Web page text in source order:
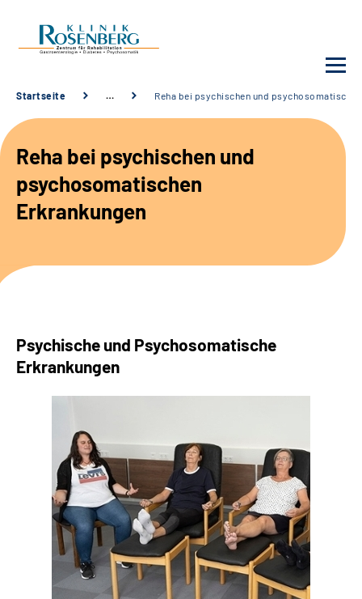
Unsere Klinik
Unsere Angebote
Service
Suche
Gebärdensprache
Startseite … Reha bei psychischen und
Reha bei psychischen und
psychosomatischen
Erkrankungen
Psychische und Psychosomatische
Erkrankungen